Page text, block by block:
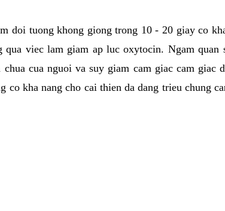
doi tuong khong giong trong 10 - 20 giay co
viec lam giam ap luc oxytocin. Ngam quan
cua nguoi va suy giam cam giac cam giac
co kha nang cho cai thien da dang trieu chung